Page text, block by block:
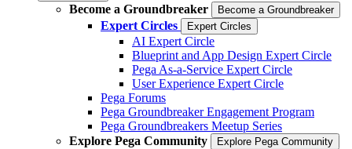
Become a Groundbreaker Become a Groundbreaker
Expert Circles Expert Circles
AI Expert Circle
Blueprint and App Design Expert Circle
Pega As-a-Service Expert Circle
User Experience Expert Circle
Pega Forums
Pega Groundbreaker Engagement Program
Pega Groundbreakers Meetup Series
Explore Pega Community
Explore Pega Community